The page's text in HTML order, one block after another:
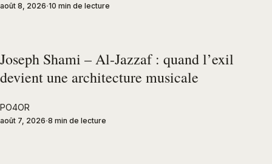
août 8, 2026 10 min de lecture
Joseph Shami – Al-Jazzaf : quand l’exil
devient une architecture musicale
PO4OR
août 7, 2026 8 min de lecture